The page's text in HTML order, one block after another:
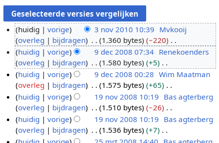
n
v
0
0
huidig vorige 3 nov 2010 10:39 Mvkooij
overleg
bijdragen 1.360 bytes
−220
G
e
e
n
b
e
w
e
r
d
c
0
huidig vorige 9 dec 2008 07:34 Renekoenders
overleg
bijdragen 1.580 bytes
+5
G
e
e
n
b
e
w
huidig vorige 9 dec 2008 00:28 Wim Maatman
overleg
bijdragen 1.575 bytes
+65
G
e
e
n
b
9
huidig vorige 19 nov 2008 10:19 Bas agterberg
overleg
bijdragen 1.510 bytes
−26
G
e
e
huidig vorige 19 nov 2008 10:19 Bas agterberg
overleg
bijdragen 1.536 bytes
+7
G